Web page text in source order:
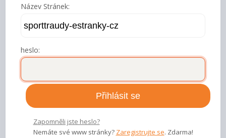
Název Stránek:
heslo:
Zapomněli jste heslo?
Nemáte své www stránky? Zaregistrujte se. Zdarma!